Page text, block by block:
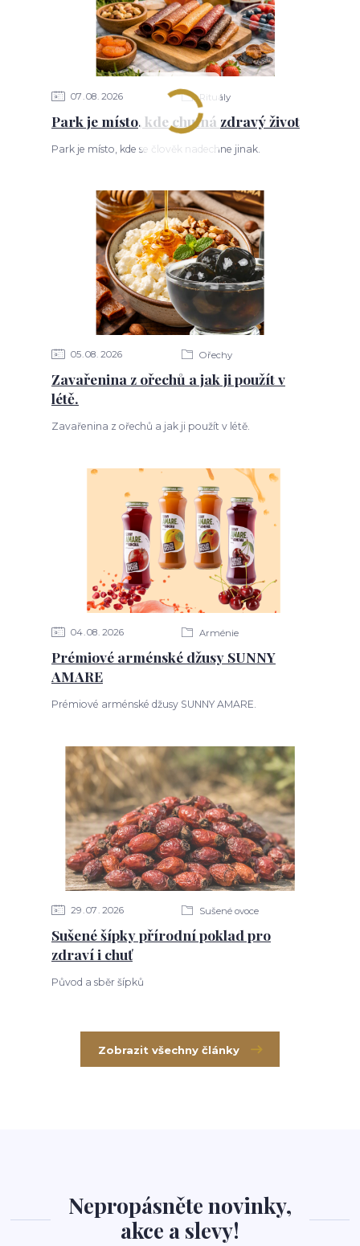
07 08 2026 Rituály
Park je místo, kde chutná zdravý život
Park je místo, kde se člověk nadechne jinak.
05 08 2026 Ořechy
Zavařenina z ořechů a jak ji použít v
létě.
Zavařenina z ořechů a jak ji použít v létě.
04 08 2026 Arménie
Prémiové arménské džusy SUNNY
AMARE
Prémiové arménské džusy SUNNY AMARE.
29 07 2026 Sušené ovoce
Sušené šípky přírodní poklad pro
zdraví i chuť
Původ a sběr šípků
Zobrazit všechny články
Nepropásněte novinky,
akce a slevy!